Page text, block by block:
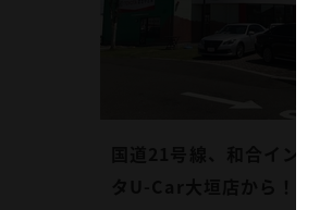
国道21号線、和合イン